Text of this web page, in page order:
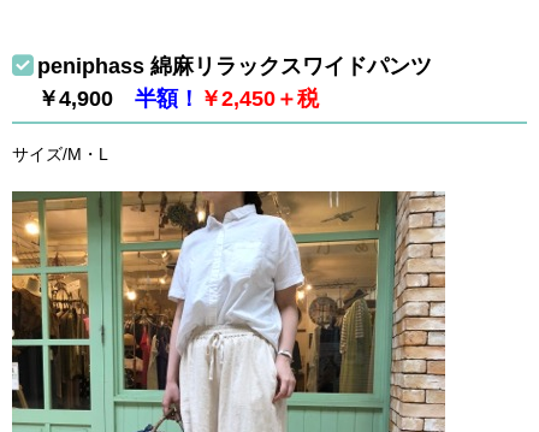
peniphass 綿麻リラックスワイドパンツ
￥4,900 半額！ ￥2,450＋税
サイズ/M・L